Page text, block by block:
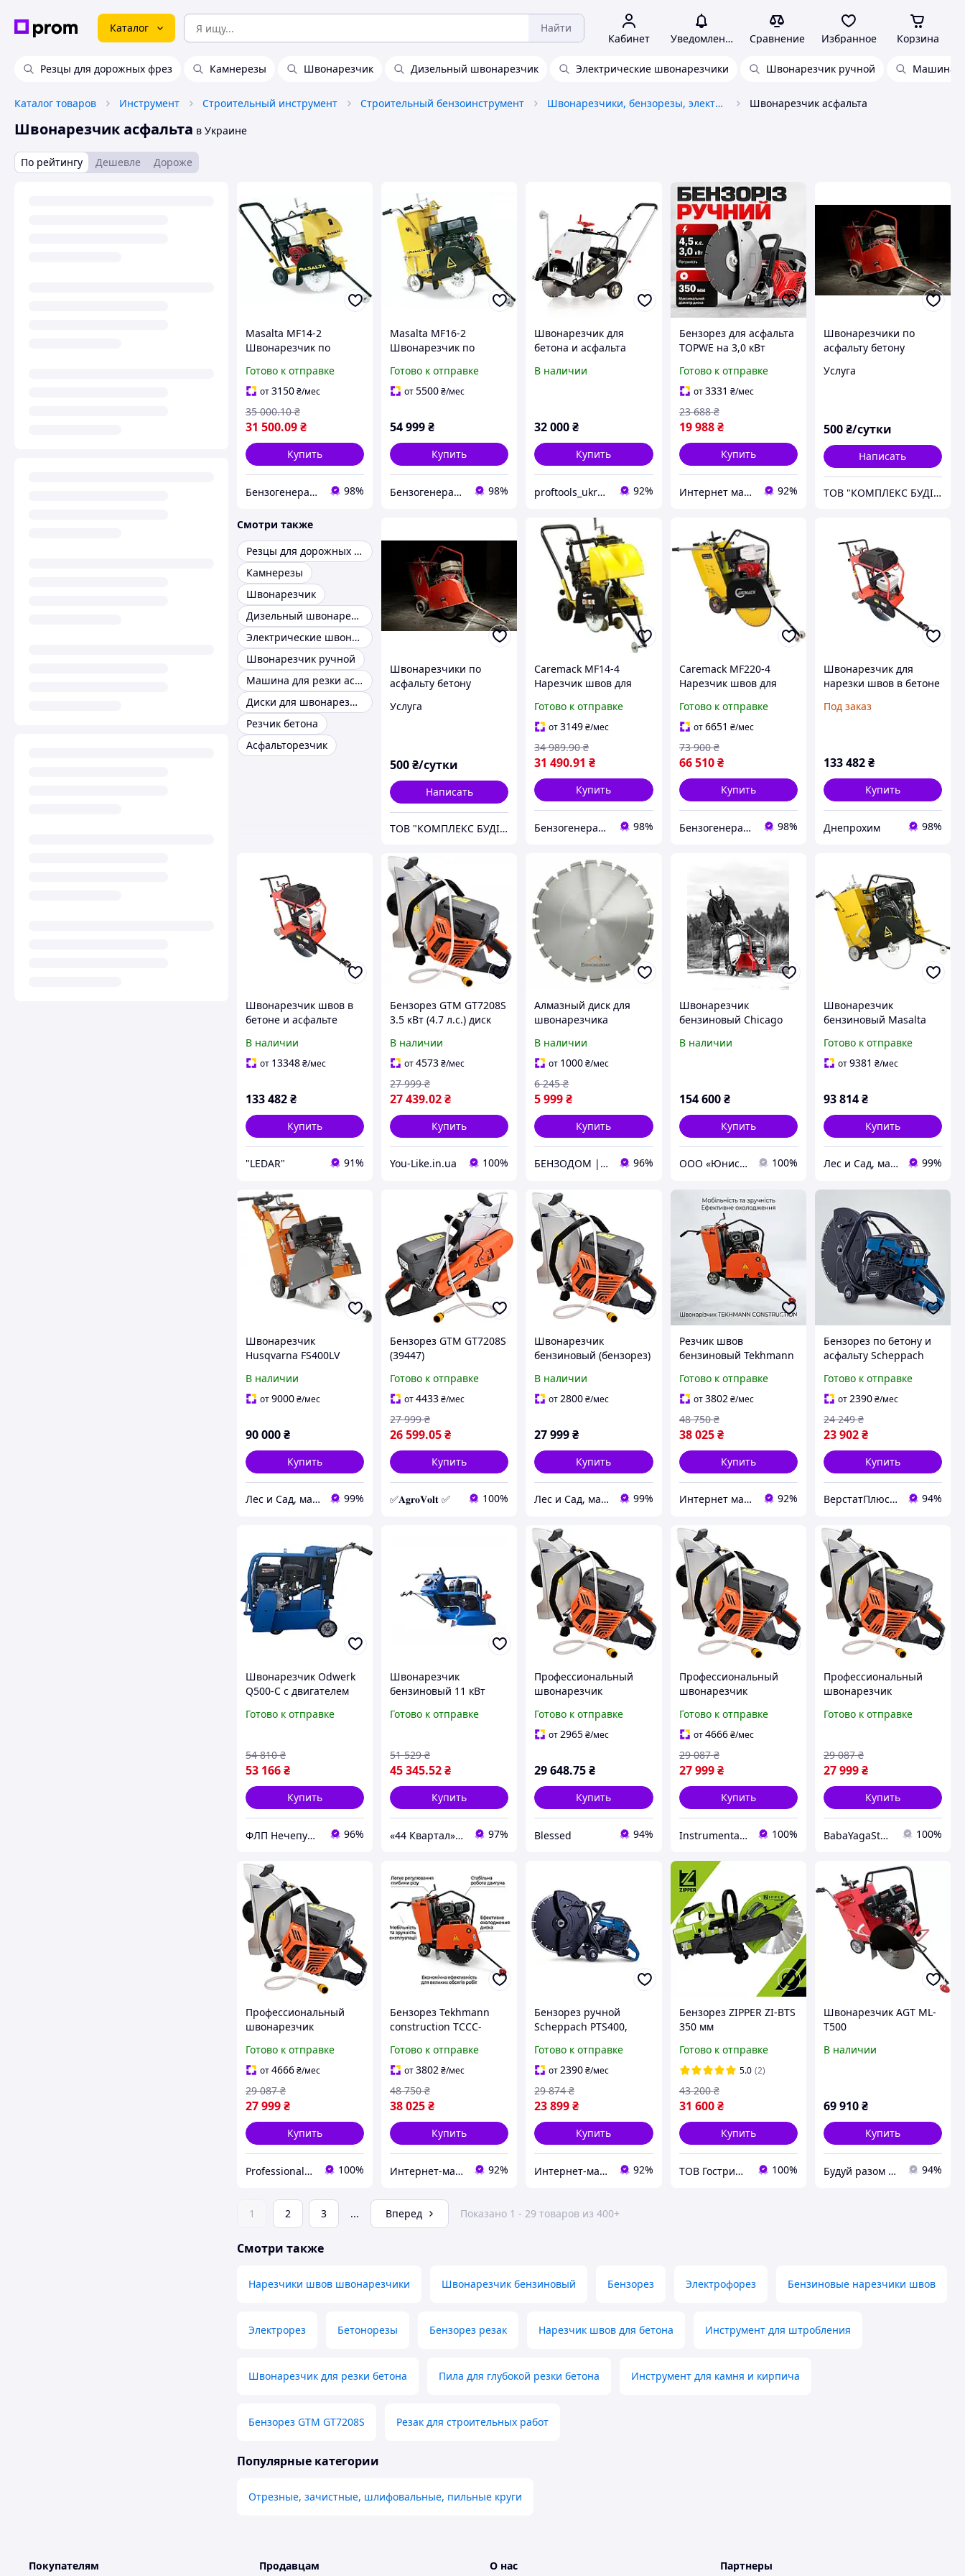
Каталог Найти
Кабинет Уведомления Сравнение Избранное Корзина
Резцы для дорожных фрез Камнерезы Швонарезчик Дизельный швонарезчик Электрические швонарезчики Швонарезчик ручной Машина
Каталог товаров Инструмент Строительный инструмент Строительный бензоинструмент Швонарезчики, бензорезы, электрорезы Швонарезчик асфальта
Швонарезчик асфальта в Украине
По рейтингу Дешевле Дороже
Masalta MF14-2
Швонарезчик по
Глубина реза 9 см.
Двигатель Loncin
Готово к отправке
от3150₴/мес
31 500.09₴
35 000.10 ₴
Купить
Бензогенератор 98%
Masalta MF16-2
Швонарезчик по
Глубина реза 14 см.
Диск 400 мм
Готово к отправке
от5500₴/мес
54 999₴
Купить
Бензогенератор 98%
Швонарезчик для
бетона и асфальта
В наличии
32 000₴
Купить
proftools_ukraine_com_ua 92%
Бензорез для асфальта
TOPWE на 3,0 кВт
швонарезчик
бензиновый ручной
бетонорез
Готово к отправке
от3331 ₴/мес
19 988 ₴
23 688 ₴
Купить
Интернет магазин ➤ Титан 92%
Швонарезчики по
асфальту бетону
Услуга
500₴/сутки
Написать
ТОВ "КОМПЛЕКС БУДІВЕЛЬНИХ ПОСЛУГ"
Смотри также
Резцы для дорожных фрез
Камнерезы
Швонарезчик
Дизельный швонарезчик
Электрические швонарезчики
Швонарезчик ручной
Машина для резки асфальта
Диски для швонарезчика
Резчик бетона
Асфальторезчик
Швонарезчики по
асфальту бетону
Услуга
500₴/сутки
Написать
ТОВ "КОМПЛЕКС БУДІВЕЛЬНИХ ПОСЛУГ"
Caremack MF14-4
Нарезчик швов для
Глубина реза до 9 см
Диск 350 мм Двигатель
Honda
Готово к отправке
от3149₴/мес
31 490.91 ₴
34 989.90 ₴
Купить
Бензогенератор 98%
Caremack MF220-4
Нарезчик швов для
Глубина реза до 20 см
Диск 500 мм Двигатель
Honda
Готово к отправке
от6651 ₴/мес
66 510 ₴
73 900 ₴
Купить
Бензогенератор 98%
Швонарезчик для
нарезки швов в бетоне
АК-13В
Под заказ
133 482₴
Купить
Днепрохим 98%
Швонарезчик швов в
бетоне и асфальте
В наличии
от 13348₴/мес
133 482₴
Купить
"LEDAR" 91%
Бензорез GTM GT7208S
3.5 кВт (4.7 л.с.) диск
для бетона и асфальта
В наличии
от4573₴/мес
27 439.02₴
27 999 ₴
Купить
You-Like.in.ua 100%
Алмазный диск для
швонарезчика
500мм) D=500 mm,
d=25.4 mm
АДРЕСНАЯ ДОСТАВКА!
В наличии
от 1000₴/мес
5 999₴
6 245 ₴
Купить
БЕНЗОДОМ | садовая техника и электроинструмент 96%
Швонарезчик
бензиновый Chicago
бетона, асфальта
В наличии
154 600 ₴
Купить
ООО «Юнисол Украина» - ЮНИСОЛ 100%
Швонарезчик
бензиновый Masalta
Готово к отправке
от9381 ₴/мес
93 814₴
Купить
Лес и Сад, магазин инструментов и садово-парковой техники 99%
Швонарезчик
Husqvarna FS400LV
В наличии
от9000₴/мес
90 000₴
Купить
Лес и Сад, магазин инструментов и садово-парковой техники 99%
Бензорез GTM GT7208S
(39447)
Готово к отправке
от4433₴/мес
26 599.05₴
27 999 ₴
Купить
✅𝐀𝐠𝐫𝐨𝐕𝐨𝐥𝐭 ✅ 100%
Швонарезчик
бензиновый (бензорез)
диск 400 мм
В наличии
от2800₴/мес
27 999₴
Купить
Лес и Сад, магазин инструментов и садово-парковой техники 99%
Резчик швов
бензиновый Tekhmann
14/420L, 12.24 кВт
Готово к отправке
от3802 ₴/мес
38 025 ₴
48 750 ₴
Купить
Интернет магазин "pro100market" 92%
Бензорез по бетону и
асфальту Scheppach
Готово к отправке
от2390₴/мес
23 902₴
24 249 ₴
Купить
ВерстатПлюс — верстати та обладнання 94%
Швонарезчик Odwerk
Q500-C с двигателем
Готово к отправке
53 166₴
54 810 ₴
Купить
ФЛП Нечепурук Александра Витальевна 96%
Швонарезчик
бензиновый 11 кВт
диском 500мм
Готово к отправке
45 345.52₴
51 529 ₴
Купить
«44 Квартал» ➠ інтернет-магазин інструментів та розхідних матеріалів! 97%
Профессиональный
швонарезчик
GTM GT7208S: 3,5 кВт,
диск 400 мм, 150мм
Готово к отправке
от2965₴/мес
29 648.75₴
Купить
Blessed 94%
Профессиональный
швонарезчик
GTM GT7208S: 3,5 кВт,
диск 400 мм, 150мм
глубины
Готово к отправке
от4666 ₴/мес
27 999 ₴
29 087 ₴
Купить
Instrumental_Store 100%
Профессиональный
швонарезчик
GTM GT7208S: 3,5 кВт,
глубины BYS26
Готово к отправке
27 999₴
29 087 ₴
Купить
BabaYagaStore 100%
Профессиональный
швонарезчик
GTM GT7208S: 3,5 кВт,
диск 400 мм, 150мм
глубины PPO26
Готово к отправке
от4666₴/мес
27 999₴
29 087 ₴
Купить
Professional_TOOLS 100%
Бензорез Tekhmann
construction TCCC-
12.24 кВт
Готово к отправке
от3802₴/мес
38 025₴
48 750 ₴
Купить
Интернет-магазин ЭлектроХаус 92%
Бензорез ручной
Scheppach PTS400,
9500 об/мин
Готово к отправке
от2390₴/мес
23 899₴
29 874 ₴
Купить
Интернет-магазин ЭлектроХаус 92%
Бензорез ZIPPER ZI-BTS
350 мм
Готово к отправке
5.0 (2)
31 600 ₴
43 200 ₴
Купить
ТОВ Гострий Кут 100%
Швонарезчик AGT ML-
T500
В наличии
69 910₴
Купить
Будуй разом з нами 94%
1 2 3 ... Вперед Показано 1 - 29 товаров из 400+
Смотри также
Нарезчики швов швонарезчики Швонарезчик бензиновый Бензорез Электрофорез Бензиновые нарезчики швов
Электрорез Бетонорезы Бензорез резак Нарезчик швов для бетона Инструмент для штробления
Швонарезчик для резки бетона Пила для глубокой резки бетона Инструмент для камня и кирпича
Бензорез GTM GT7208S Резак для строительных работ
Популярные категории
Отрезные, зачистные, шлифовальные, пильные круги
Покупателям Продавцам О нас Партнеры